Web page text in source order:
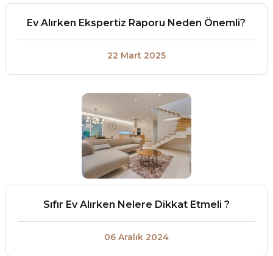
Ev Alırken Ekspertiz Raporu Neden Önemli?
22 Mart 2025
Sıfır Ev Alırken Nelere Dikkat Etmeli ?
06 Aralık 2024